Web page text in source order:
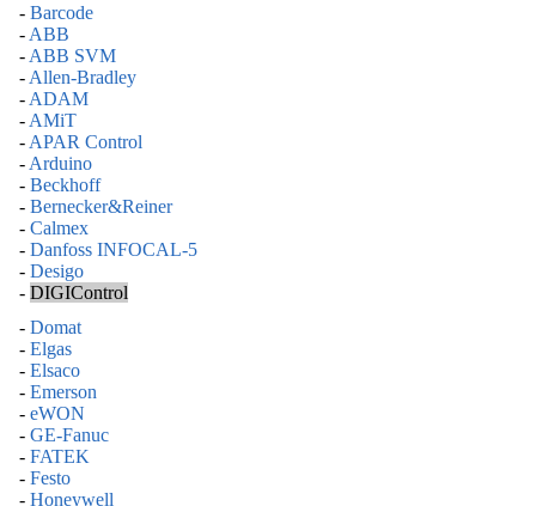
- Barcode
- ABB
- ABB SVM
- Allen-Bradley
- ADAM
- AMiT
- APAR Control
- Arduino
- Beckhoff
- Bernecker&Reiner
- Calmex
- Danfoss INFOCAL-5
- Desigo
- DIGIControl
- Domat
- Elgas
- Elsaco
- Emerson
- eWON
- GE-Fanuc
- FATEK
- Festo
- Honeywell